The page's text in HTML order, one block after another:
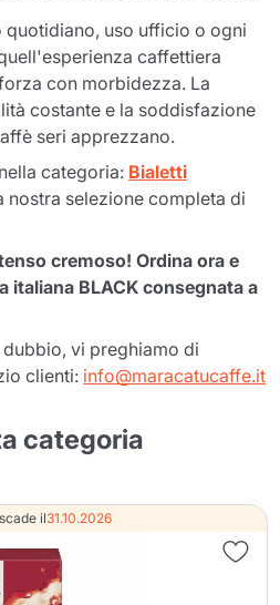
uso ufficio o ogni
caffettiera
con morbidezza. La
costante e la soddisfazione
seri apprezzano.
categoria: Bialetti
nostra selezione completa di
cremoso! Ordina ora e
italiana BLACK consegnata a
vi preghiamo di
clienti: info@maracatucaffe.it
categoria
il31.10.2026